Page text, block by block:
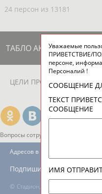
24 персон из 13181
ТАБЛО АКТИВНОСТИ
ЦЕЛИ ПРОЕКТА
Вопросы сотрудничества и
© Стадион, 1998-2026
Адресов в новостной рассылке:
Подпишись
Уважаемые
ПРИВЕТСТВИЕ/
персоне,
Персоналий !
СООБЩЕНИЕ
ТЕКСТ
СООБЩЕНИЕ
ИМЯ